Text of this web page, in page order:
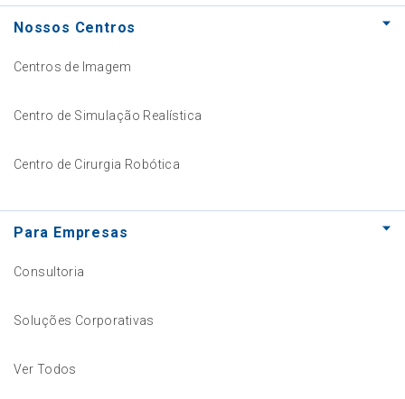
Nossos Centros
Centros de Imagem
Centro de Simulação Realística
Centro de Cirurgia Robótica
Para Empresas
Consultoria
Soluções Corporativas
Ver Todos